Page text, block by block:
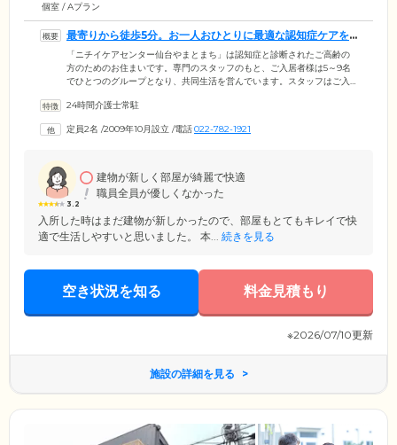
個室 / Aプラン
最寄りから徒歩5分。お一人おひとりに最適な認知症ケアを
ご提供します
「ニチイケアセンター仙台やまとまち」は認知症と診断されたご高齢の
方のためのお住まいです。専門のスタッフのもと、ご入居者様は5～9名
でひとつのグループとなり、共同生活を営んでいます。スタッフはご入
どから、お一人おひとりに最適なお仕事をお任せしています。みなさま
により、心身機能を刺激。ご自身で身の回りのことができる「自立」の
けます。
24時間介護士常駐
定員2名 /2009年10月設立 /電話022-782-1921
3.2
建物が新しく部屋が綺麗で快適
職員全員が優しくなかった
入所した時はまだ建物が新しかったので、部屋もとてもキレイで快
適で生活しやすいと思いました。 本... 続きを見る
空き状況を知る 料金見積もり
※2026/07/10更新
施設の詳細を見る